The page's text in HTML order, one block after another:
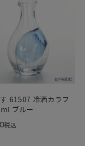
61507 冷酒カラフ
ブルー
税込